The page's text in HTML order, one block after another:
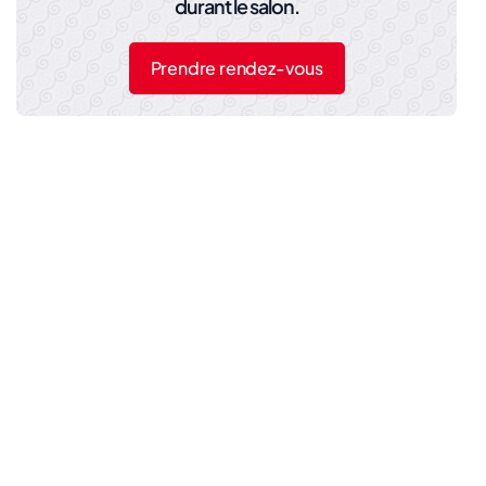
durant le salon.
Prendre rendez-vous